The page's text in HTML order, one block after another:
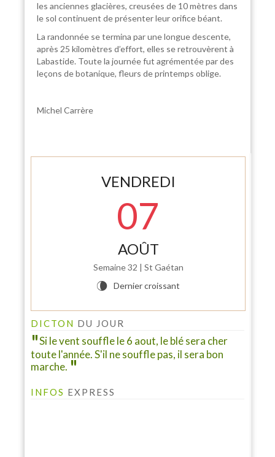
les anciennes glacières, creusées de 10 mètres dans
le sol continuent de présenter leur orifice béant.
La randonnée se termina par une longue descente,
après 25 kilomètres d’effort, elles se retrouvèrent à
Labastide. Toute la journée fut agrémentée par des
leçons de botanique, fleurs de printemps oblige.
Michel Carrère
VENDREDI
07
AOÛT
Semaine 32 | St Gaétan
V Dernier croissant
DICTON DU JOUR
Si le vent souffle le 6 aout, le blé sera cher
toute l'année. S'il ne souffle pas, il sera bon
marche.
INFOS EXPRESS